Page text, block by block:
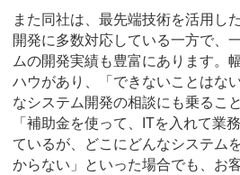
また同社は、最先端技術を活用し
開発に多数対応している一方で、
ムの開発実績も豊富にあります。
ハウがあり、「できないことはな
なシステム開発の相談にも乗るこ
「補助金を使って、ITを入れて業
ているが、どこにどんなシステム
からない」といった場合でも、お